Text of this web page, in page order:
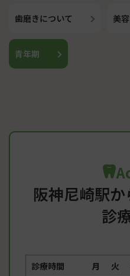
歯磨きについて 美
青年期
阪神尼崎駅か
診
診療時間 月 火